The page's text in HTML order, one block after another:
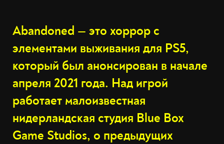
Abandoned — это хоррор с
элементами выживания для PS5,
который был анонсирован в начале
апреля 2021 года. Над игрой
работает малоизвестная
нидерландская студия Blue Box
Game Studios, о предыдущих